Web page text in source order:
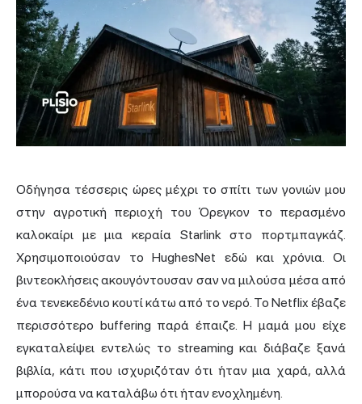
Οδήγησα τέσσερις ώρες μέχρι το σπίτι των γονιών μου
στην αγροτική περιοχή του Όρεγκον το περασμένο
καλοκαίρι με μια κεραία Starlink στο πορτμπαγκάζ.
Χρησιμοποιούσαν το HughesNet εδώ και χρόνια. Οι
βιντεοκλήσεις ακουγόντουσαν σαν να μιλούσα μέσα από
ένα τενεκεδένιο κουτί κάτω από το νερό. Το Netflix έβαζε
περισσότερο buffering παρά έπαιζε. Η μαμά μου είχε
εγκαταλείψει εντελώς το streaming και διάβαζε ξανά
βιβλία, κάτι που ισχυριζόταν ότι ήταν μια χαρά, αλλά
μπορούσα να καταλάβω ότι ήταν ενοχλημένη.